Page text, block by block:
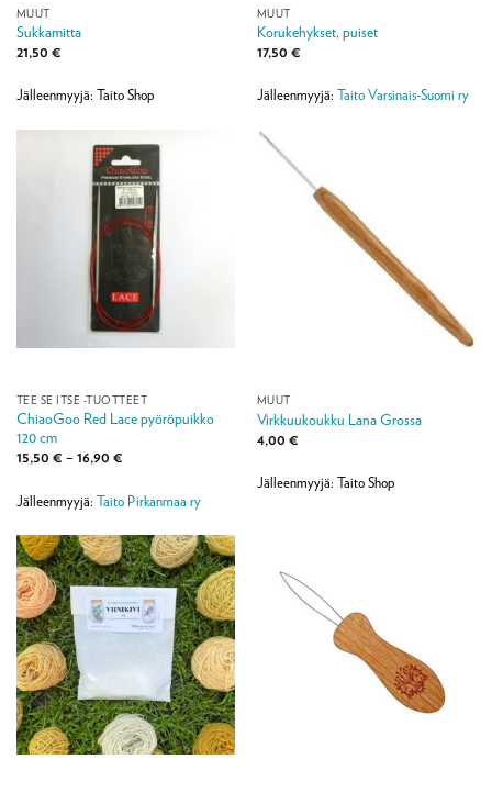
MUUT
Sukkamitta
21,50 €
Jälleenmyyjä: Taito Shop
MUUT
Korukehykset, puiset
17,50 €
Jälleenmyyjä: Taito Varsinais-Suomi ry
TEE SE ITSE -TUOTTEET
ChiaoGoo Red Lace pyöröpuikko
120 cm
15,50 € – 16,90 €Hintaluokka:
16,90 €
Jälleenmyyjä: Taito Pirkanmaa ry
MUUT
Virkkuukoukku Lana Grossa
4,00 €
Jälleenmyyjä: Taito Shop